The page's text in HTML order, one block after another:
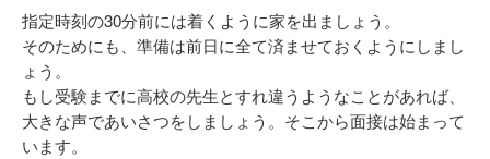
指定時刻の30分前には着くように家を出ましょう。
そのためにも、準備は前日に全て済ませておくようにしまし
ょう。
もし受験までに高校の先生とすれ違うようなことがあれば、
大きな声であいさつをしましょう。そこから面接は始まって
います。